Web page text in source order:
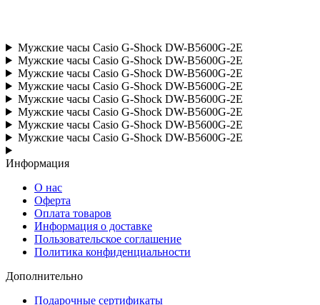
Мужские часы Casio G-Shock DW-B5600G-2E
Мужские часы Casio G-Shock DW-B5600G-2E
Мужские часы Casio G-Shock DW-B5600G-2E
Мужские часы Casio G-Shock DW-B5600G-2E
Мужские часы Casio G-Shock DW-B5600G-2E
Мужские часы Casio G-Shock DW-B5600G-2E
Мужские часы Casio G-Shock DW-B5600G-2E
Мужские часы Casio G-Shock DW-B5600G-2E
Информация
О нас
Оферта
Оплата товаров
Информация о доставке
Пользовательское соглашение
Политика конфиденциальности
Дополнительно
Подарочные сертификаты